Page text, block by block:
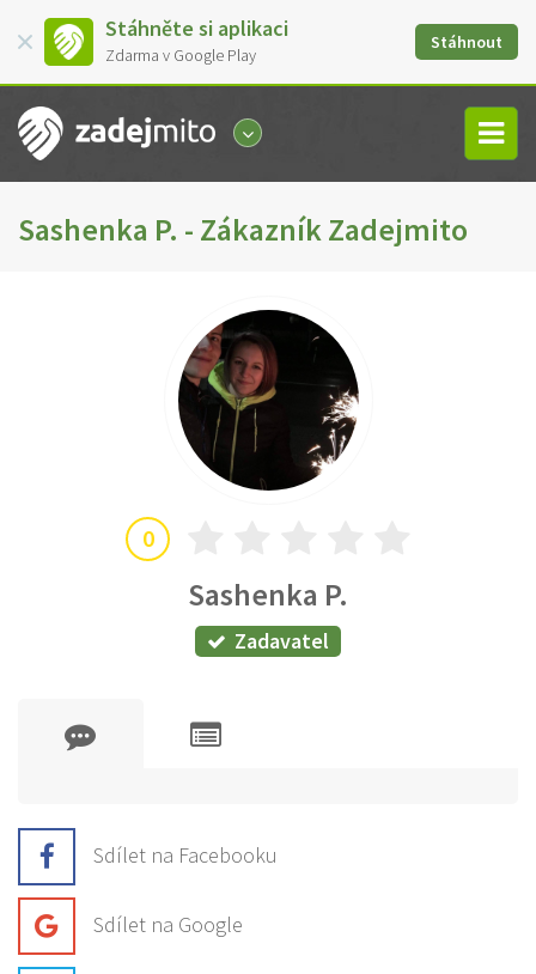
Stáhněte si aplikaci
Zdarma v Google Play
Stáhnout
Sashenka P. - Zákazník Zadejmito
0
Sashenka P.
Zadavatel
Sdílet na Facebooku
Sdílet na Google